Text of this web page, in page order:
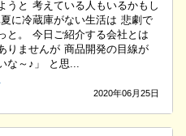
うと 考えている人もいるかもし
に冷蔵庫がない生活は 悲劇で
と。 今日ご紹介する会社とは
りませんが 商品開発の目線が
な～♪」 と思...
2020年06月25日